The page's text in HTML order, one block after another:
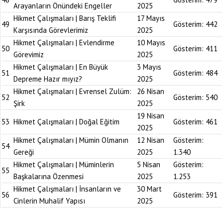
Arayanların Önündeki Engeller 2025
49
Hikmet Çalışmaları | Barış Teklifi
Karşısında Görevlerimiz
17 Mayıs
2025
Gösterim: 442
50
Hikmet Çalışmaları | Evlendirme
Görevimiz
10 Mayıs
2025
Gösterim: 411
51
Hikmet Çalışmaları | En Büyük
Depreme Hazır mıyız?
3 Mayıs
2025
Gösterim: 484
52
Hikmet Çalışmaları | Evrensel Zulüm:
Şirk
26 Nisan
2025
Gösterim: 540
53 Hikmet Çalışmaları | Doğal Eğitim
19 Nisan
2025
Gösterim: 461
54
Hikmet Çalışmaları | Mümin Olmanın
Gereği
12 Nisan
2025
Gösterim:
1.340
55
Hikmet Çalışmaları | Müminlerin
Başkalarına Özenmesi
5 Nisan
2025
Gösterim:
1.253
56
Hikmet Çalışmaları | İnsanların ve
Cinlerin Muhalif Yapısı
30 Mart
2025
Gösterim: 391